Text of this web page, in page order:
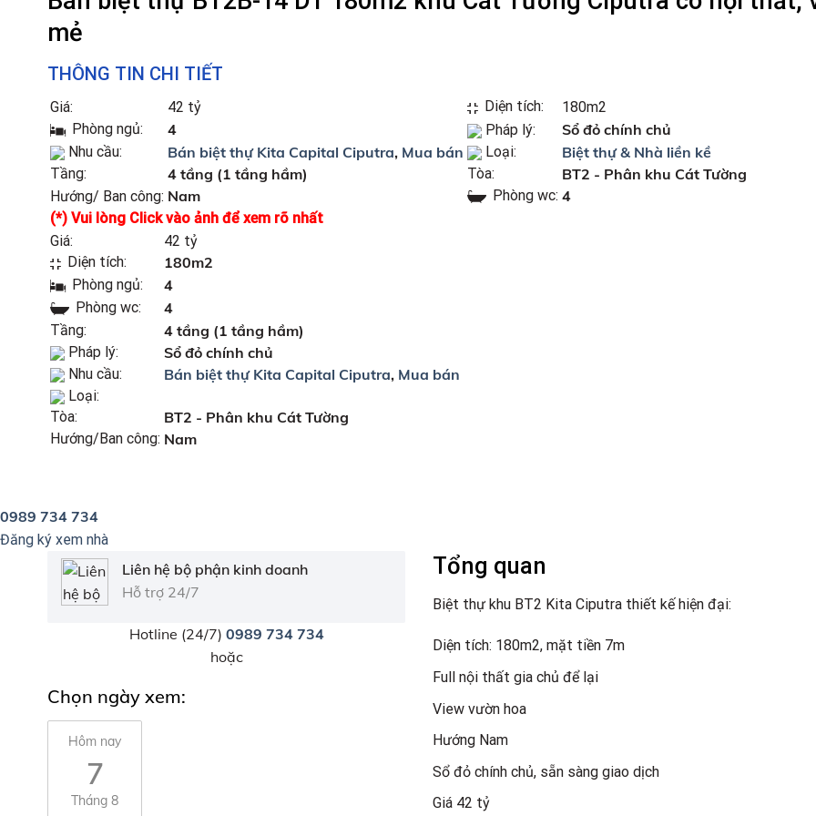
mẻ
THÔNG TIN CHI TIẾT
Giá: 42 tỷ Diện tích:
180m2
Phòng ngủ:
4 Pháp lý: Sổ đỏ chính chủ
Nhu cầu: Bán biệt thự Kita Capital Ciputra, Mua bán Loại: Biệt thự & Nhà liền kề
Tầng: 4 tầng (1 tầng hầm) Tòa: BT2 - Phân khu Cát Tường
Hướng/ Ban công: Nam Phòng wc: 4
(*) Vui lòng Click vào ảnh để xem rõ nhất
Giá:
42 tỷ
Diện tích:
180m2
Phòng ngủ: 4
Phòng wc: 4
Tầng: 4 tầng (1 tầng hầm)
Pháp lý: Sổ đỏ chính chủ
Nhu cầu: Bán biệt thự Kita Capital Ciputra, Mua bán
Loại:
Tòa:
BT2 - Phân khu Cát Tường
Hướng/Ban công: Nam
0989 734 734
Đăng ký xem nhà
Liên hệ bộ phận kinh doanh
Hỗ trợ 24/7
Hotline (24/7) 0989 734 734
hoặc
Chọn ngày xem:
Hôm nay
7
Tháng 8
Tổng quan
Biệt thự khu BT2 Kita Ciputra thiết kế hiện đại:
Diện tích: 180m2, mặt tiền 7m
Full nội thất gia chủ để lại
View vườn hoa
Hướng Nam
Sổ đỏ chính chủ, sẵn sàng giao dịch
Giá 42 tỷ